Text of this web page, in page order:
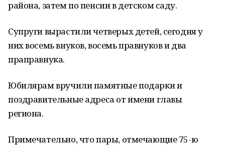
района, затем по пенсии в детском саду.
Супруги вырастили четверых детей, сегодня у
них восемь внуков, восемь правнуков и два
праправнука.
Юбилярам вручили памятные подарки и
поздравительные адреса от имени главы
региона.
Примечательно, что пары, отмечающие 75-ю